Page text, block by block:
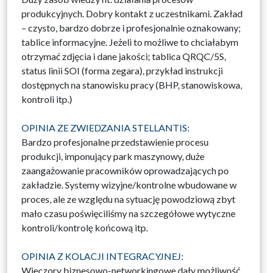
produkcyjnych. Dobry kontakt z uczestnikami. Zakład
– czysto, bardzo dobrze i profesjonalnie oznakowany;
tablice informacyjne. Jeżeli to możliwe to chciałabym
otrzymać zdjęcia i dane jakości; tablica QRQC/5S,
status linii SOI (forma zegara), przykład instrukcji
dostępnych na stanowisku pracy (BHP, stanowiskowa,
kontroli itp.)
OPINIA ZE ZWIEDZANIA STELLANTIS:
Bardzo profesjonalne przedstawienie procesu
produkcji, imponujący park maszynowy, duże
zaangażowanie pracowników oprowadzających po
zakładzie. Systemy wizyjne/kontrolne wbudowane w
proces, ale ze względu na sytuację powodziową zbyt
mało czasu poświęciliśmy na szczegółowe wytyczne
kontroli/kontrolę końcową itp.
OPINIA Z KOLACJI INTEGRACYJNEJ:
Wieczory biznesowo-networkingowe dały możliwość